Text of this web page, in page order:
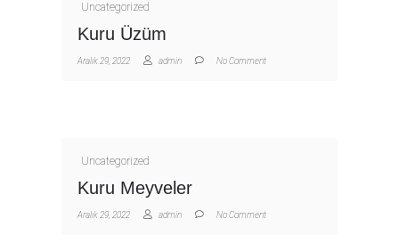
Uncategorized
Kuru Üzüm
Aralık 29, 2022 admin No Comment
Uncategorized
Kuru Meyveler
Aralık 29, 2022 admin No Comment